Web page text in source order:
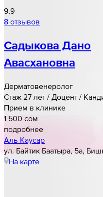
9,9
8 отзывов
Садыкова Дано
Авасхановна
Дерматовенеролог
Стаж 27 лет / Доцент /
Прием в клинике
1 500 cом
подробнее
Аль-Каусар
ул. Байтик Баатыра, 5а,
На карте